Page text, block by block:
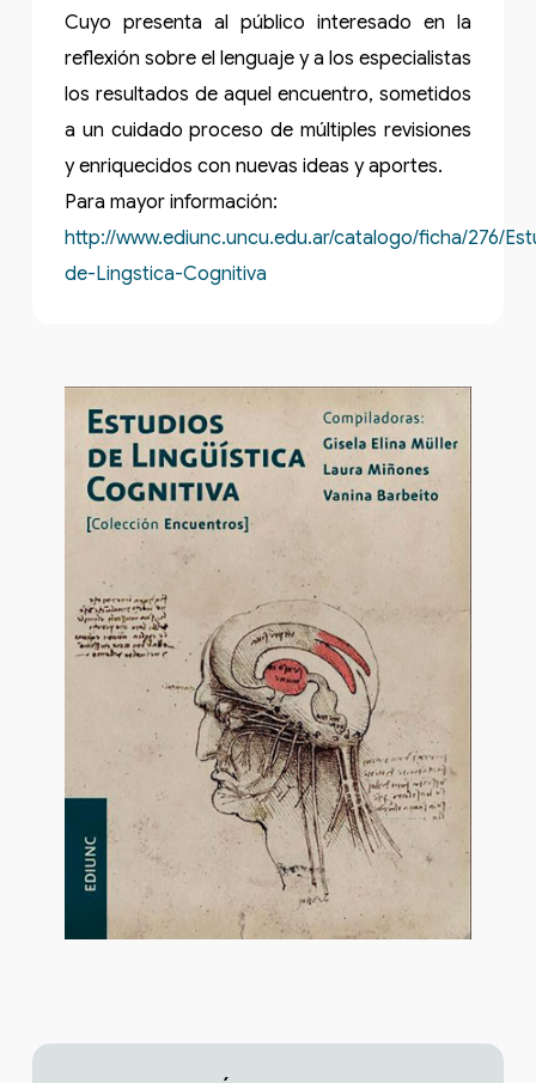
Cuyo presenta al público interesado en la
reflexión sobre el lenguaje y a los especialistas
los resultados de aquel encuentro, sometidos
a un cuidado proceso de múltiples revisiones
y enriquecidos con nuevas ideas y aportes.
Para mayor información:
http://www.ediunc.uncu.edu.ar/catalogo/ficha/276/
de-Lingstica-Cognitiva